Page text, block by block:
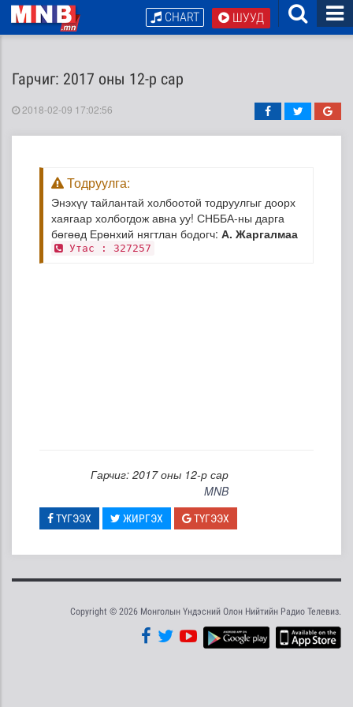
ШУУД
CHART
Гарчиг: 2017 оны 12-р сар
2018-02-09 17:02:56
Тодруулга:
Энэхүү тайлантай холбоотой тодруулгыг доорх
хаягаар холбогдож авна уу! СНББА-ны дарга
бөгөөд Ерөнхий нягтлан бодогч: А. Жаргалмаа
Утас : 327257
Гарчиг: 2017 оны 12-р сар
MNB
ТҮГЭЭХ ЖИРГЭХ ТҮГЭЭХ
Copyright © 2026 Монголын Үндэсний Олон Нийтийн Радио Телевиз.